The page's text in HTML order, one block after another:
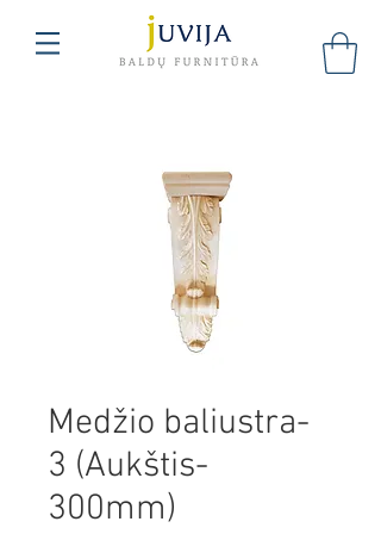
Medžio baliustra-
3 (Aukštis-
300mm)